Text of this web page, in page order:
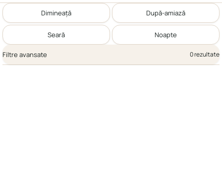
Dimineață După-amiază
Seară Noapte
Filtre avansate 0 rezultate